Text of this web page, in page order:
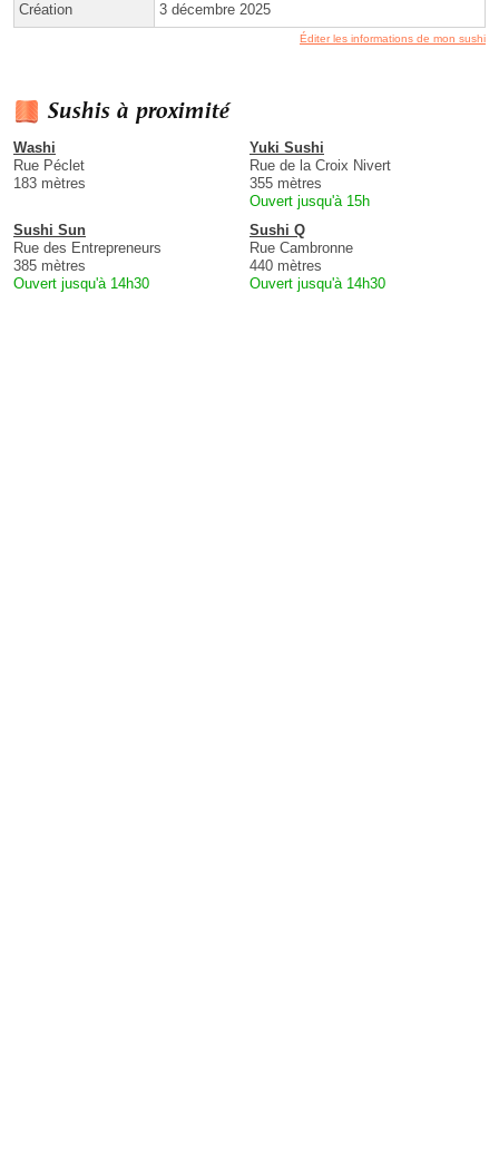
Création 3 décembre 2025
Éditer les informations de mon sushi
Sushis à proximité
Washi
Rue Péclet
183 mètres
Yuki Sushi
Rue de la Croix Nivert
355 mètres
Ouvert jusqu'à 15h
Sushi Sun
Rue des Entrepreneurs
385 mètres
Ouvert jusqu'à 14h30
Sushi Q
Rue Cambronne
440 mètres
Ouvert jusqu'à 14h30